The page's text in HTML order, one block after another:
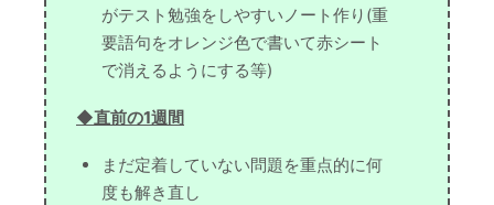
がテスト勉強をしやすいノート作り(重
要語句をオレンジ色で書いて赤シート
で消えるようにする等)
◆直前の1週間
まだ定着していない問題を重点的に何
度も解き直し